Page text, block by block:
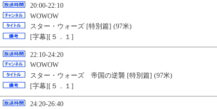
20:00-22:10
WOWOW
スター・ウォーズ [特別篇] (97米)
[字幕][５．１]
22:10-24:20
WOWOW
スター・ウォーズ 帝国の逆襲 [特別篇] (97米)
[字幕][５．１]
24:20-26:40